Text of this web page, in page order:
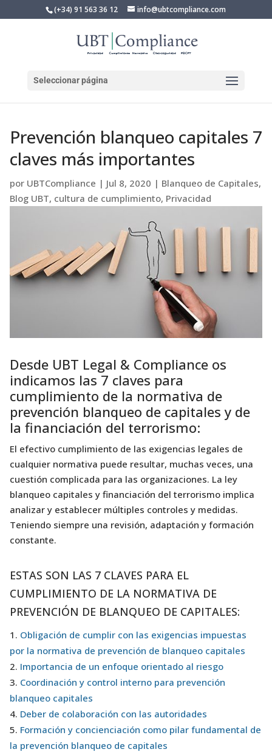
(+34) 91 563 36 12 info@ubtcompliance.com
Seleccionar página
Prevención blanqueo capitales 7
claves más importantes
por UBTCompliance | Jul 8, 2020 | Blanqueo de Capitales,
Blog UBT, cultura de cumplimiento, Privacidad
Desde UBT Legal & Compliance os
indicamos las 7 claves para
cumplimiento de la normativa de
prevención blanqueo de capitales y de
la financiación del terrorismo:
El efectivo cumplimiento de las exigencias legales de
cualquier normativa puede resultar, muchas veces, una
cuestión complicada para las organizaciones. La ley
blanqueo capitales y financiación del terrorismo implica
analizar y establecer múltiples controles y medidas.
Teniendo siempre una revisión, adaptación y formación
constante.
ESTAS SON LAS 7 CLAVES PARA EL
CUMPLIMIENTO DE LA NORMATIVA DE
PREVENCIÓN DE BLANQUEO DE CAPITALES:
Obligación de cumplir con las exigencias impuestas
por la normativa de prevención de blanqueo capitales
Importancia de un enfoque orientado al riesgo
Coordinación y control interno para prevención
blanqueo capitales
Deber de colaboración con las autoridades
Formación y concienciación como pilar fundamental de
la prevención blanqueo de capitales